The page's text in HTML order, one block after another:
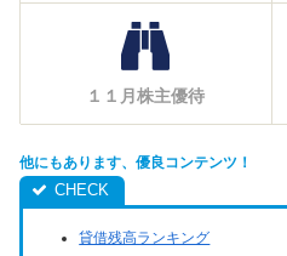
１１月株主優待
他にもあります、優良コンテンツ！
貸借残高ランキング